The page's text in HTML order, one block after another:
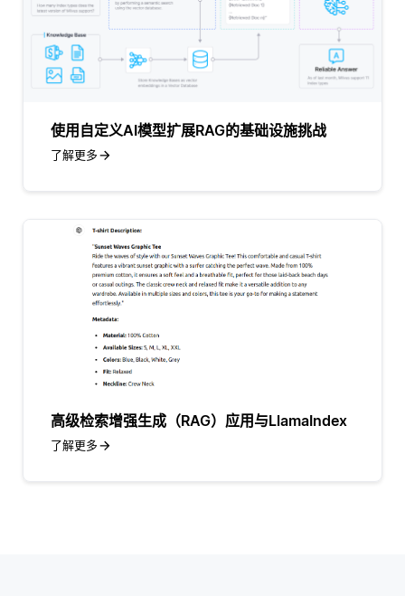
使用自定义AI模型扩展RAG的基础设施挑战
了解更多
高级检索增强生成（RAG）应用与LlamaIndex
了解更多